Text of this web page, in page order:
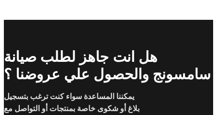
هل انت جاهز لطلب صيانة
سامسونج والحصول علي عروضنا ؟
يمكننا المساعدة سواء كنت ترغب بتسجيل
بلاغ أو شكوى خاصة بمنتجات أو التواصل مع